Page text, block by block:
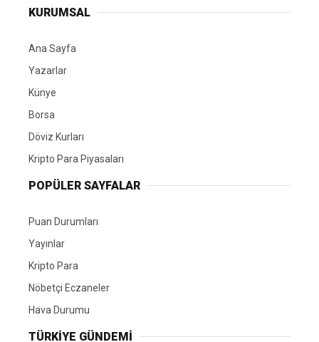
KURUMSAL
Ana Sayfa
Yazarlar
Künye
Borsa
Döviz Kurları
Kripto Para Piyasaları
POPÜLER SAYFALAR
Puan Durumları
Yayınlar
Kripto Para
Nöbetçi Eczaneler
Hava Durumu
TÜRKIYE GÜNDEMI